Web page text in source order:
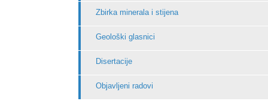
Zbirka minerala i stijena
Geološki glasnici
Disertacije
Objavljeni radovi